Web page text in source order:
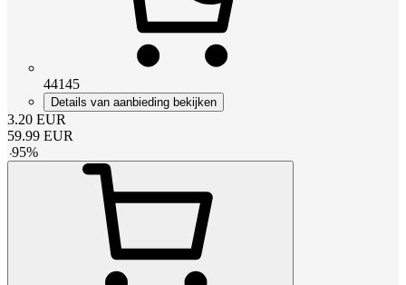
44145
Details van aanbieding bekijken
3.20 EUR
59.99 EUR
-95%